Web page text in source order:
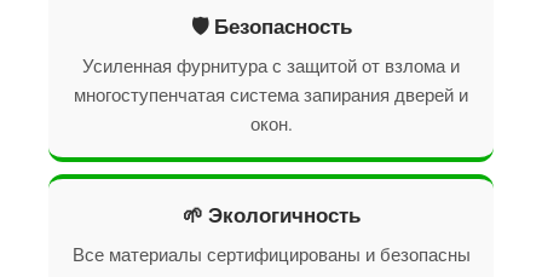
🛡️ Безопасность
Усиленная фурнитура с защитой от взлома и
многоступенчатая система запирания дверей и
окон.
🌱 Экологичность
Все материалы сертифицированы и безопасны